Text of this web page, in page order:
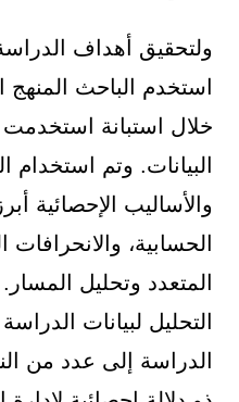
ولتحقيق أهداف
استخدم الباحث
خلال استبانة
البيانات. وتم استخدام
والأساليب الإحصائية
الحسابية، والانحرافات
المتعدد وتحليل
التحليل لبيانات
الدراسة إلى عدد من